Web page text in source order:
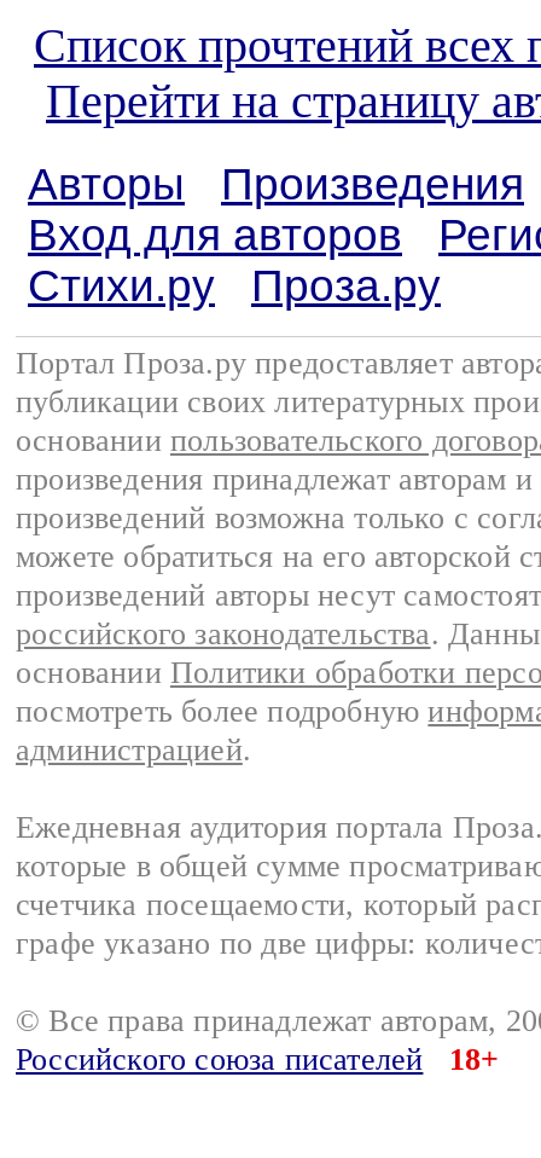
Список прочтений всех
Перейти на страницу
Авторы
Произведения
Вход для авторов
Стихи.ру
Проза.ру
Портал Проза.ру предоставляет
публикации своих литературных
основании пользовательского
произведения принадлежат авторам
произведений возможна только с
можете обратиться на его авторской
произведений авторы несут
российского законодательства.
основании Политики обработки
посмотреть более подробную
администрацией.
Ежедневная аудитория портала
которые в общей сумме
счетчика посещаемости, который
графе указано по две цифры:
© Все права принадлежат авторам,
Российского союза писателей
18+